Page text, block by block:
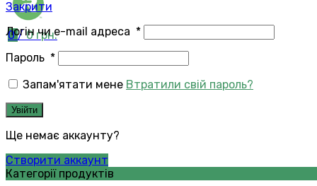
0/ 0 грн.
Закрити
Логін чи e-mail адреса *
Пароль *
Запам'ятати мене Втратили свій пароль?
Увійти
Ще немає аккаунту?
Створити аккаунт
Категорії продуктів